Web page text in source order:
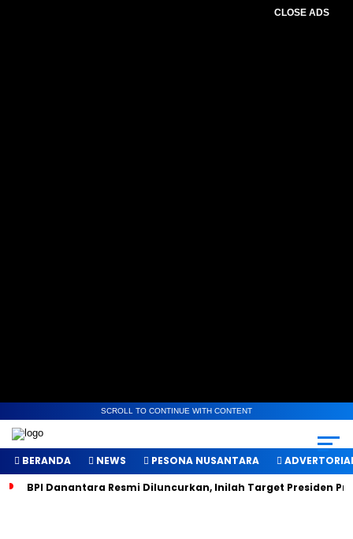
CLOSE ADS
SCROLL TO CONTINUE WITH CONTENT
BERANDA NEWS PESONA NUSANTARA
BPI Danantara Resmi Diluncurkan, Inilah Target Presiden